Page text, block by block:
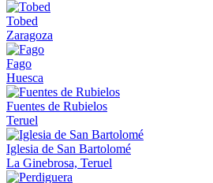
Tobed
Zaragoza
Fago
Huesca
Fuentes de Rubielos
Teruel
Iglesia de San Bartolomé
La Ginebrosa, Teruel